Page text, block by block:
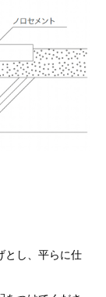
とし、平らに仕